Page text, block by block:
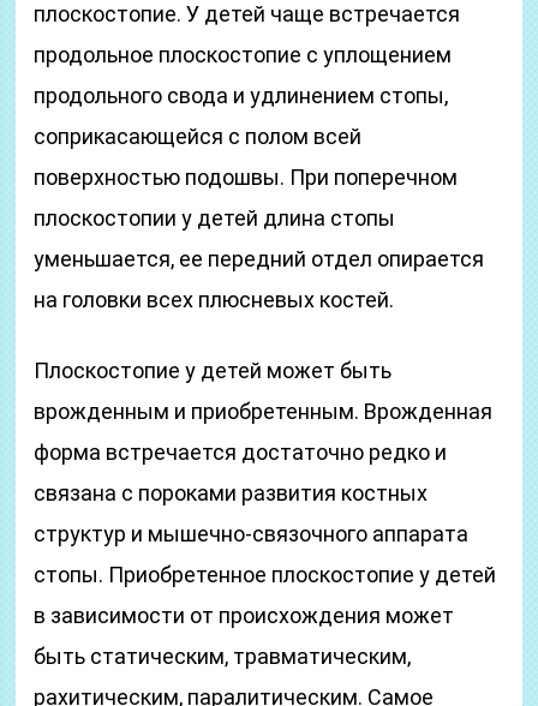
плоскостопие. У детей чаще встречается
продольное плоскостопие с уплощением
продольного свода и удлинением стопы,
соприкасающейся с полом всей
поверхностью подошвы. При поперечном
плоскостопии у детей длина стопы
уменьшается, ее передний отдел опирается
на головки всех плюсневых костей.
Плоскостопие у детей может быть
врожденным и при­обретенным. Врожденная
форма встречается достаточно редко и
связана с пороками развития костных
структур и мышечно-связочного аппарата
стопы. Приобретенное плоскостопие у детей
в зависимости от происхождения может
быть статическим, травматическим,
рахитическим, паралитическим. Самое